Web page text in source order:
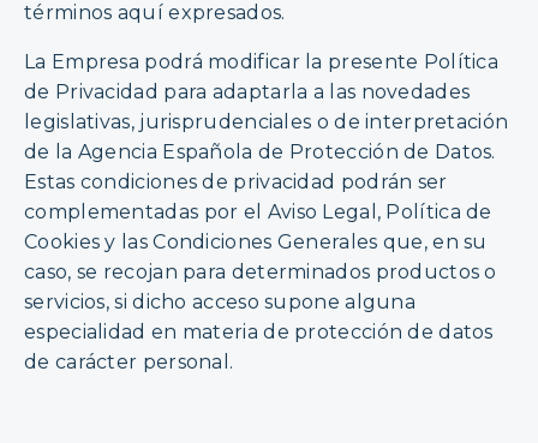
términos aquí expresados.
La Empresa podrá modificar la presente Política
de Privacidad para adaptarla a las novedades
legislativas, jurisprudenciales o de interpretación
de la Agencia Española de Protección de Datos.
Estas condiciones de privacidad podrán ser
complementadas por el Aviso Legal, Política de
Cookies y las Condiciones Generales que, en su
caso, se recojan para determinados productos o
servicios, si dicho acceso supone alguna
especialidad en materia de protección de datos
de carácter personal.